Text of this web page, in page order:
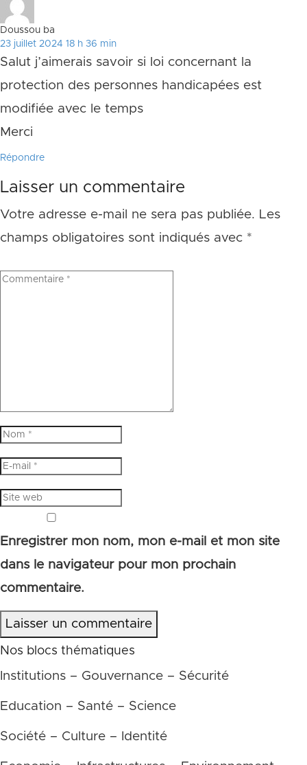
Doussou ba
23 juillet 2024 18 h 36 min
Salut j’aimerais savoir si loi concernant la
protection des personnes handicapées est
modifiée avec le temps
Merci
Répondre
Laisser un commentaire
Votre adresse e-mail ne sera pas publiée. Les
champs obligatoires sont indiqués avec *
Enregistrer mon nom, mon e-mail et mon site
dans le navigateur pour mon prochain
commentaire.
Laisser un commentaire
Nos blocs thématiques
Institutions – Gouvernance – Sécurité
Education – Santé – Science
Société – Culture – Identité